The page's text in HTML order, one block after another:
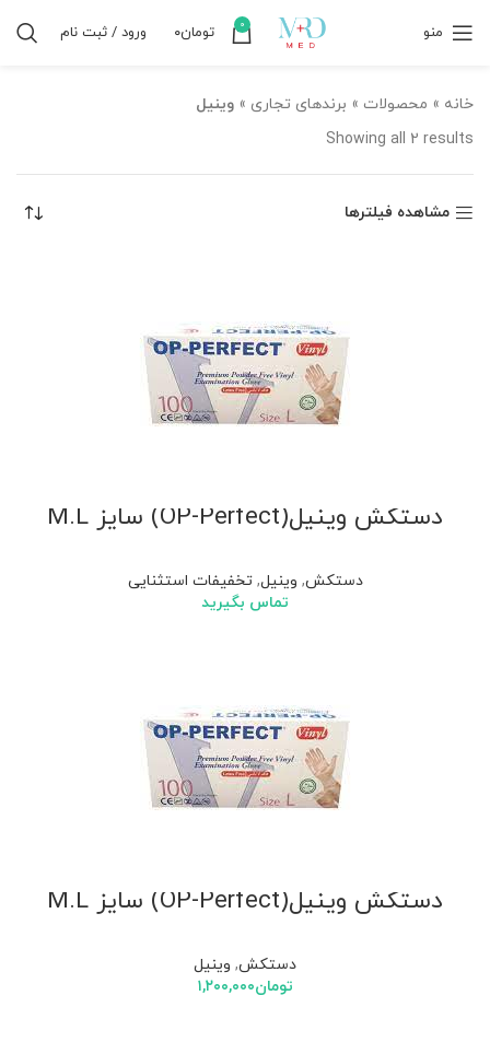
منو 0 تومان۰ ورود / ثبت نام
خانه » محصولات » برندهای تجاری » وینیل
Showing all 2 results
مشاهده فیلترها
دستکش وینیل(OP-Perfect) سایز M.L
دستکش, وینیل,تخفیفات استثنایی
تماس بگیرید
دستکش وینیل(OP-Perfect) سایز M.L
دستکش, وینیل
تومان۱,۲۰۰,۰۰۰